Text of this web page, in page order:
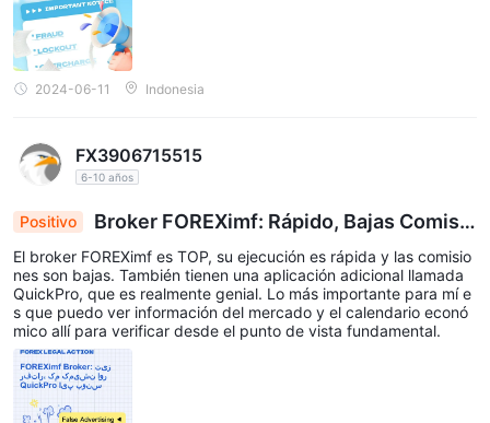
2024-06-11 Indonesia
FX3906715515
6-10 años
Positivo
Broker FOREXimf: Rápido, Bajas Comisio
nes y Bonificación de Aplicación QuickPro
El broker FOREXimf es TOP, su ejecución es rápida y las comisio
nes son bajas. También tienen una aplicación adicional llamada
QuickPro, que es realmente genial. Lo más importante para mí e
s que puedo ver información del mercado y el calendario econó
mico allí para verificar desde el punto de vista fundamental.